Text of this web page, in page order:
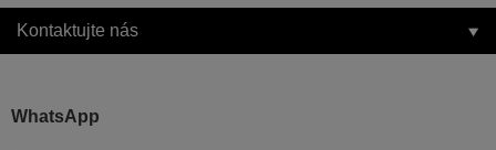
Kontaktujte nás
WhatsApp